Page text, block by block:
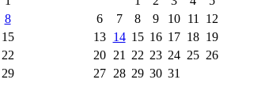
8
15
22
29
6
7 8 9 10 11
12
13 14 15 16 17 18 19
20 21 22 23 24 25 26
27 28 29 30 31